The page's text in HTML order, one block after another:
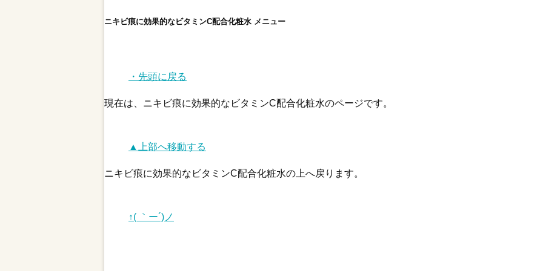
ニキビ痕に効果的なビタミンC配合化粧水 メニュー
・先頭に戻る
現在は、ニキビ痕に効果的なビタミンC配合化粧水のページです。
▲上部へ移動する
ニキビ痕に効果的なビタミンC配合化粧水の上へ戻ります。
↑( ｀ー´)ノ